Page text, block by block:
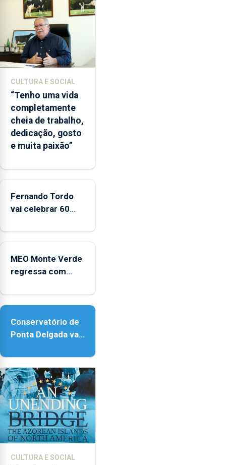
terceira
vez
desde
o
início
da
época
balnear
CULTURA E SOCIAL
“Tenho uma vida
completamente
cheia de trabalho,
dedicação, gosto
e muita paixão”
Fernando Tordo
vai celebrar 60
no Coliseu
MEO Monte Verde
regressa com
acessibilidade
Conservatório de
Ponta Delgada vai
instrumentos
CULTURA E SOCIAL